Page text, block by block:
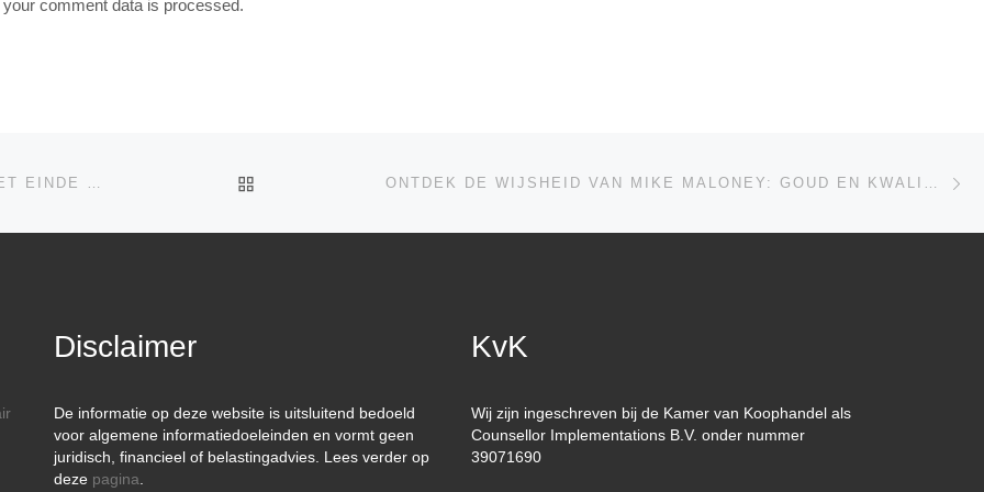
your comment data is processed.
WAAROM UW BEDRIJF MOET VOORBEREIDEN OP HET EINDE VAN HET FIAT GELDSYSTEEM TERUG NAAR BERICHTENLIJST ONTDEK DE WIJSHEID VAN MIKE MALONEY: GOUD EN KWALITEITSCRYPTO ALS BESCHERMING TEGEN FINANCIËLE INSTABILITEIT
Disclaimer
De informatie op deze website is uitsluitend bedoeld
voor algemene informatiedoeleinden en vormt geen
juridisch, financieel of belastingadvies. Lees verder op
deze pagina
KvK
Wij zijn ingeschreven bij de Kamer van Koophandel als
Counsellor Implementations B.V. onder nummer
39071690